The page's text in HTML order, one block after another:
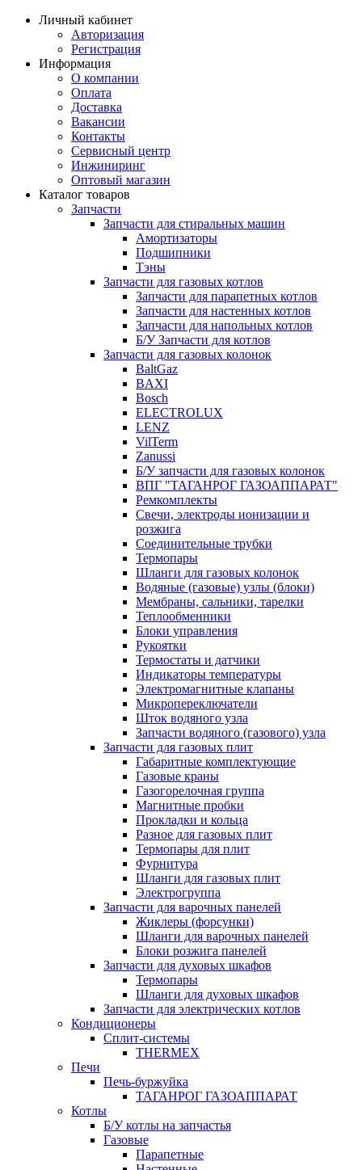
Личный кабинет
Авторизация
Регистрация
Информация
О компании
Оплата
Доставка
Вакансии
Контакты
Сервисный центр
Инжиниринг
Оптовый магазин
Каталог товаров
Запчасти
Запчасти для стиральных машин
Амортизаторы
Подшипники
Тэны
Запчасти для газовых котлов
Запчасти для парапетных котлов
Запчасти для настенных котлов
Запчасти для напольных котлов
Б/У Запчасти для котлов
Запчасти для газовых колонок
BaltGaz
BAXI
Bosch
ELECTROLUX
LENZ
VilTerm
Zanussi
Б/У запчасти для газовых колонок
ВПГ "ТАГАНРОГ ГАЗОАППАРАТ"
Ремкомплекты
Свечи, электроды ионизации и
розжига
Соединительные трубки
Термопары
Шланги для газовых колонок
Водяные (газовые) узлы (блоки)
Мембраны, сальники, тарелки
Теплообменники
Блоки управления
Рукоятки
Термостаты и датчики
Индикаторы температуры
Электромагнитные клапаны
Микропереключатели
Шток водяного узла
Запчасти водяного (газового) узла
Запчасти для газовых плит
Габаритные комплектующие
Газовые краны
Газогорелочная группа
Магнитные пробки
Прокладки и кольца
Разное для газовых плит
Термопары для плит
Фурнитура
Шланги для газовых плит
Электрогруппа
Запчасти для варочных панелей
Жиклеры (форсунки)
Шланги для варочных панелей
Блоки розжига панелей
Запчасти для духовых шкафов
Термопары
Шланги для духовых шкафов
Запчасти для электрических котлов
Кондиционеры
Сплит-системы
THERMEX
Печи
Печь-буржуйка
ТАГАНРОГ ГАЗОАППАРАТ
Котлы
Б/У котлы на запчастья
Газовые
Парапетные